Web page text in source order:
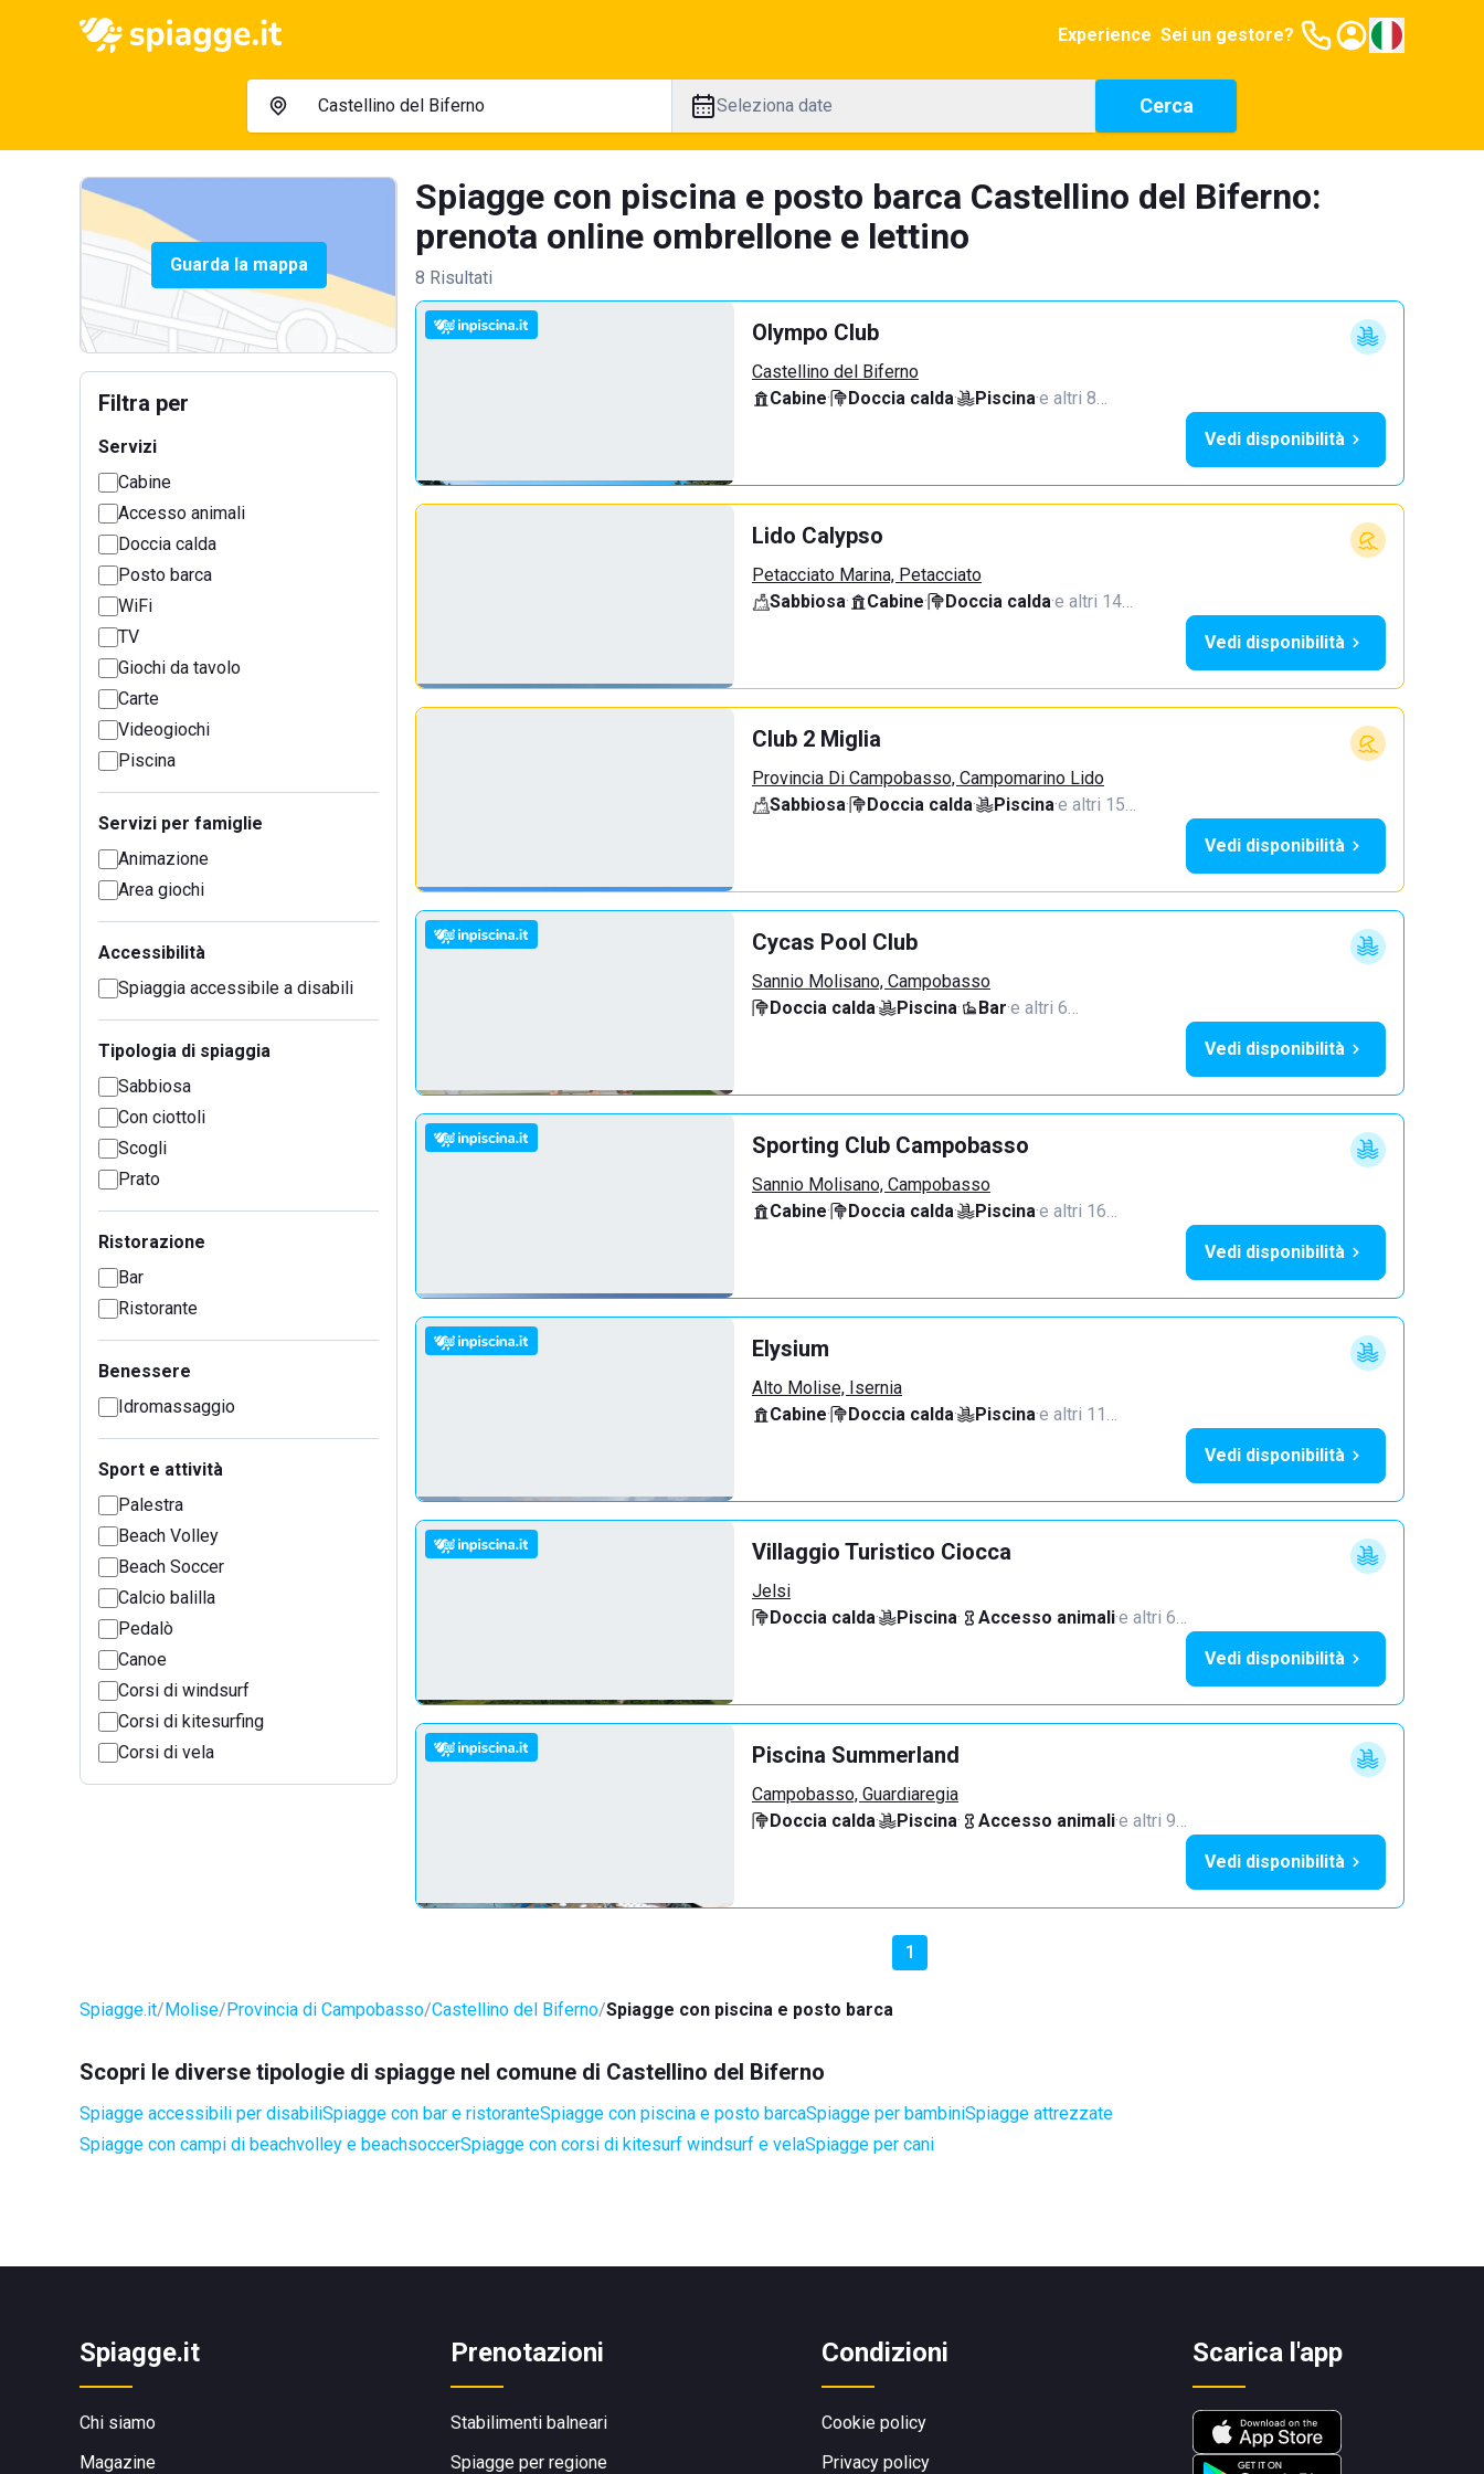
Experience Sei un gestore?
Seleziona date Cerca
Guarda la mappa
Filtra per
Servizi
Cabine
Accesso animali
Doccia calda
Posto barca
WiFi
TV
Giochi da tavolo
Carte
Videogiochi
Piscina
Servizi per famiglie
Animazione
Area giochi
Accessibilità
Spiaggia accessibile a disabili
Tipologia di spiaggia
Sabbiosa
Con ciottoli
Scogli
Prato
Ristorazione
Bar
Ristorante
Benessere
Idromassaggio
Sport e attività
Palestra
Beach Volley
Beach Soccer
Calcio balilla
Pedalò
Canoe
Corsi di windsurf
Corsi di kitesurfing
Corsi di vela
Spiagge con piscina e posto barca Castellino del Biferno:
prenota online ombrellone e lettino
8 Risultati
Olympo Club
Castellino del Biferno
Cabine· Doccia calda· Piscina·e altri 8…
Vedi disponibilità
Lido Calypso
Petacciato Marina, Petacciato
Sabbiosa· Cabine· Doccia calda·e altri 14…
Vedi disponibilità
Club 2 Miglia
Provincia Di Campobasso, Campomarino Lido
Sabbiosa· Doccia calda· Piscina·e altri 15…
Vedi disponibilità
Cycas Pool Club
Sannio Molisano, Campobasso
Doccia calda· Piscina· Bar·e altri 6…
Vedi disponibilità
Sporting Club Campobasso
Sannio Molisano, Campobasso
Cabine· Doccia calda· Piscina·e altri 16…
Vedi disponibilità
Elysium
Alto Molise, Isernia
Cabine· Doccia calda· Piscina·e altri 11…
Vedi disponibilità
Villaggio Turistico Ciocca
Jelsi
Doccia calda· Piscina· Accesso animali·e altri 6…
Vedi disponibilità
Piscina Summerland
Campobasso, Guardiaregia
Doccia calda· Piscina· Accesso animali·e altri 9…
Vedi disponibilità
1
Spiagge.it Molise Provincia di Campobasso Castellino del Biferno Spiagge con piscina e posto barca
Scopri le diverse tipologie di spiagge nel comune di Castellino del Biferno
Spiagge accessibili per disabiliSpiagge con bar e ristoranteSpiagge con piscina e posto barcaSpiagge per bambiniSpiagge attrezzate
Spiagge con campi di beachvolley e beachsoccerSpiagge con corsi di kitesurf windsurf e velaSpiagge per cani
Spiagge.it
Chi siamo
Magazine
Prenotazioni
Stabilimenti balneari
Spiagge per regione
Condizioni
Cookie policy
Privacy policy
Scarica l'app